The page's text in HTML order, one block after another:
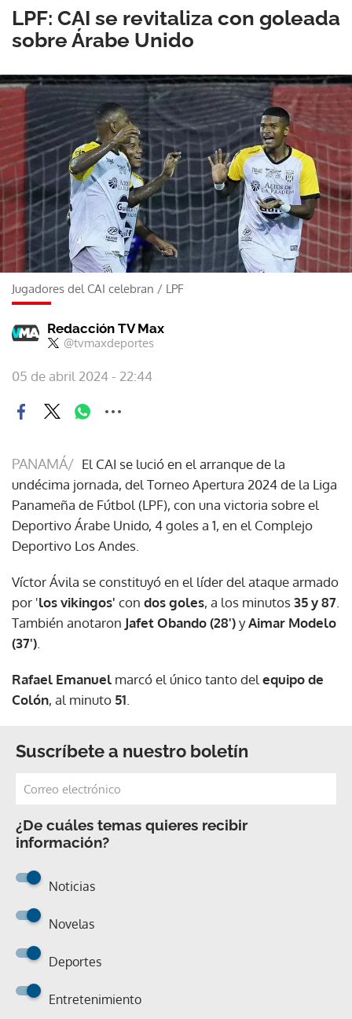
LPF: CAI se revitaliza con goleada
sobre Árabe Unido
Jugadores del CAI celebran / LPF
Redacción TV Max
@tvmaxdeportes
05 de abril 2024 - 22:44
PANAMÁ/ El CAI se lució en el arranque de la
undécima jornada, del Torneo Apertura 2024 de la Liga
Panameña de Fútbol (LPF), con una victoria sobre el
Deportivo Árabe Unido, 4 goles a 1, en el Complejo
Deportivo Los Andes.
Víctor Ávila se constituyó en el líder del ataque armado
por 'los vikingos' con dos goles, a los minutos35 y 87
También anotaron Jafet Obando (28')yAimar Modelo
(37')
Rafael Emanuel marcó el único tanto del equipo de
Colón, al minuto 51
Suscríbete a nuestro boletín
¿De cuáles temas quieres recibir
información?
Noticias
Novelas
Deportes
Entretenimiento